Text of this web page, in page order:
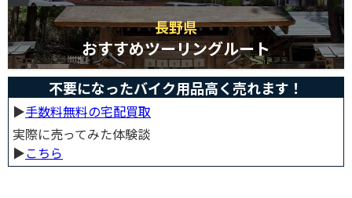
長野県
おすすめツーリングルート
不要になったバイク用品高く売れます！
▶︎手数料無料の宅配買取
実際に売ってみた体験談
▶︎こちら